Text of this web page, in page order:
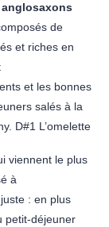
de
et riches en
et les bonnes
salés à la
D#1 L’omelette
viennent le plus
à
: en plus
petit-déjeuner